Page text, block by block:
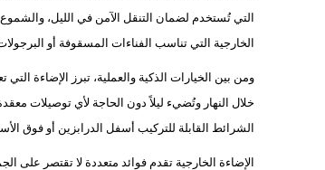
التي تُستخدم لضمان التنقل الآمن في الليل، والشموع
الخارجية التي تناسب الفناءات المسقوفة أو
ومن بين الخيارات الذكية والعملية، تبرز الإضاءة
الشرائط القابلة للتركيب أسفل الدرابزين أو فوق
الإضاءة الخارجية تقدم فوائد متعددة لا تقتصر على